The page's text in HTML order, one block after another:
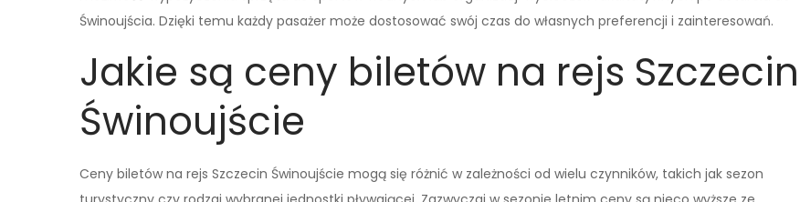
Świnoujścia. Dzięki temu każdy pasażer może dostosować swój czas do własnych preferencji i zainteresowań.
Jakie są ceny biletów na rejs Szczecin
Świnoujście
Ceny biletów na rejs Szczecin Świnoujście mogą się różnić w zależności od wielu czynników, takich jak sezon